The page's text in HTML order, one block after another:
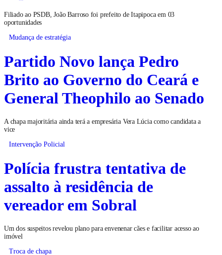
Filiado ao PSDB, João Barroso foi prefeito de Itapipoca em 03
oportunidades
Mudança de estratégia
Partido Novo lança Pedro
Brito ao Governo do Ceará e
General Theophilo ao Senado
A chapa majoritária ainda terá a empresária Vera Lúcia como candidata a
vice
Intervenção Policial
Polícia frustra tentativa de
assalto à residência de
vereador em Sobral
Um dos suspeitos revelou plano para envenenar cães e facilitar acesso ao
imóvel
Troca de chapa